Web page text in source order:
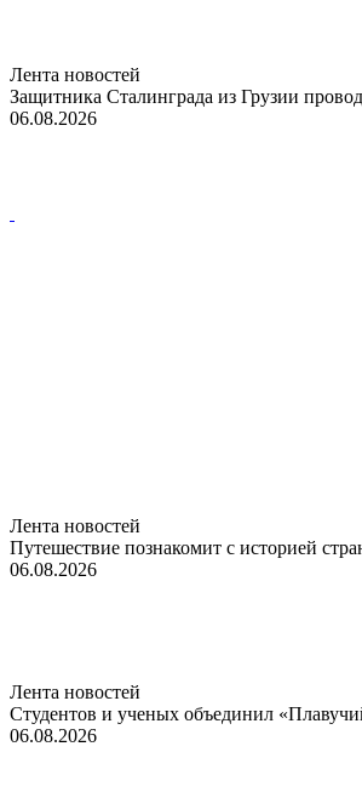
Лента новостей
Защитника Сталинграда из Грузии
06.08.2026
Лента новостей
Путешествие познакомит с историей
06.08.2026
Лента новостей
Студентов и ученых объединил
06.08.2026